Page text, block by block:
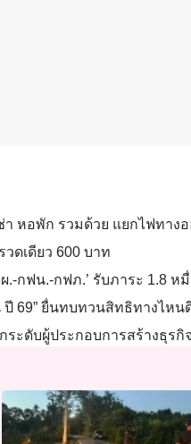
า หอพัก รวมด้วย แยกไฟทาง
ดเดียว 600 บาท
ผ.-กฟน.-กฟภ.’ รับภาระ 1.8 ห
69” ยื่นทบทวนสิทธิทางไหน
กระดับผู้ประกอบการสร้างธุร